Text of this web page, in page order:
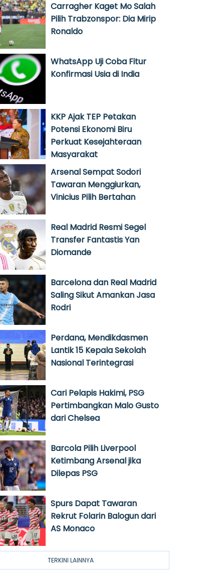
Carragher Kaget Mo Salah
Pilih Trabzonspor: Dia Mirip
Ronaldo
WhatsApp Uji Coba Fitur
Konfirmasi Usia di India
KKP Ajak TEP Petakan
Potensi Ekonomi Biru
Perkuat Kesejahteraan
Masyarakat
Arsenal Sempat Sodori
Tawaran Menggiurkan,
Vinicius Pilih Bertahan
Real Madrid Resmi Segel
Transfer Fantastis Yan
Diomande
Barcelona dan Real Madrid
Saling Sikut Amankan Jasa
Rodri
Perdana, Mendikdasmen
Lantik 15 Kepala Sekolah
Nasional Terintegrasi
Cari Pelapis Hakimi, PSG
Pertimbangkan Malo Gusto
dari Chelsea
Barcola Pilih Liverpool
Ketimbang Arsenal jika
Dilepas PSG
Spurs Dapat Tawaran
Rekrut Folarin Balogun dari
AS Monaco
TERKINI LAINNYA